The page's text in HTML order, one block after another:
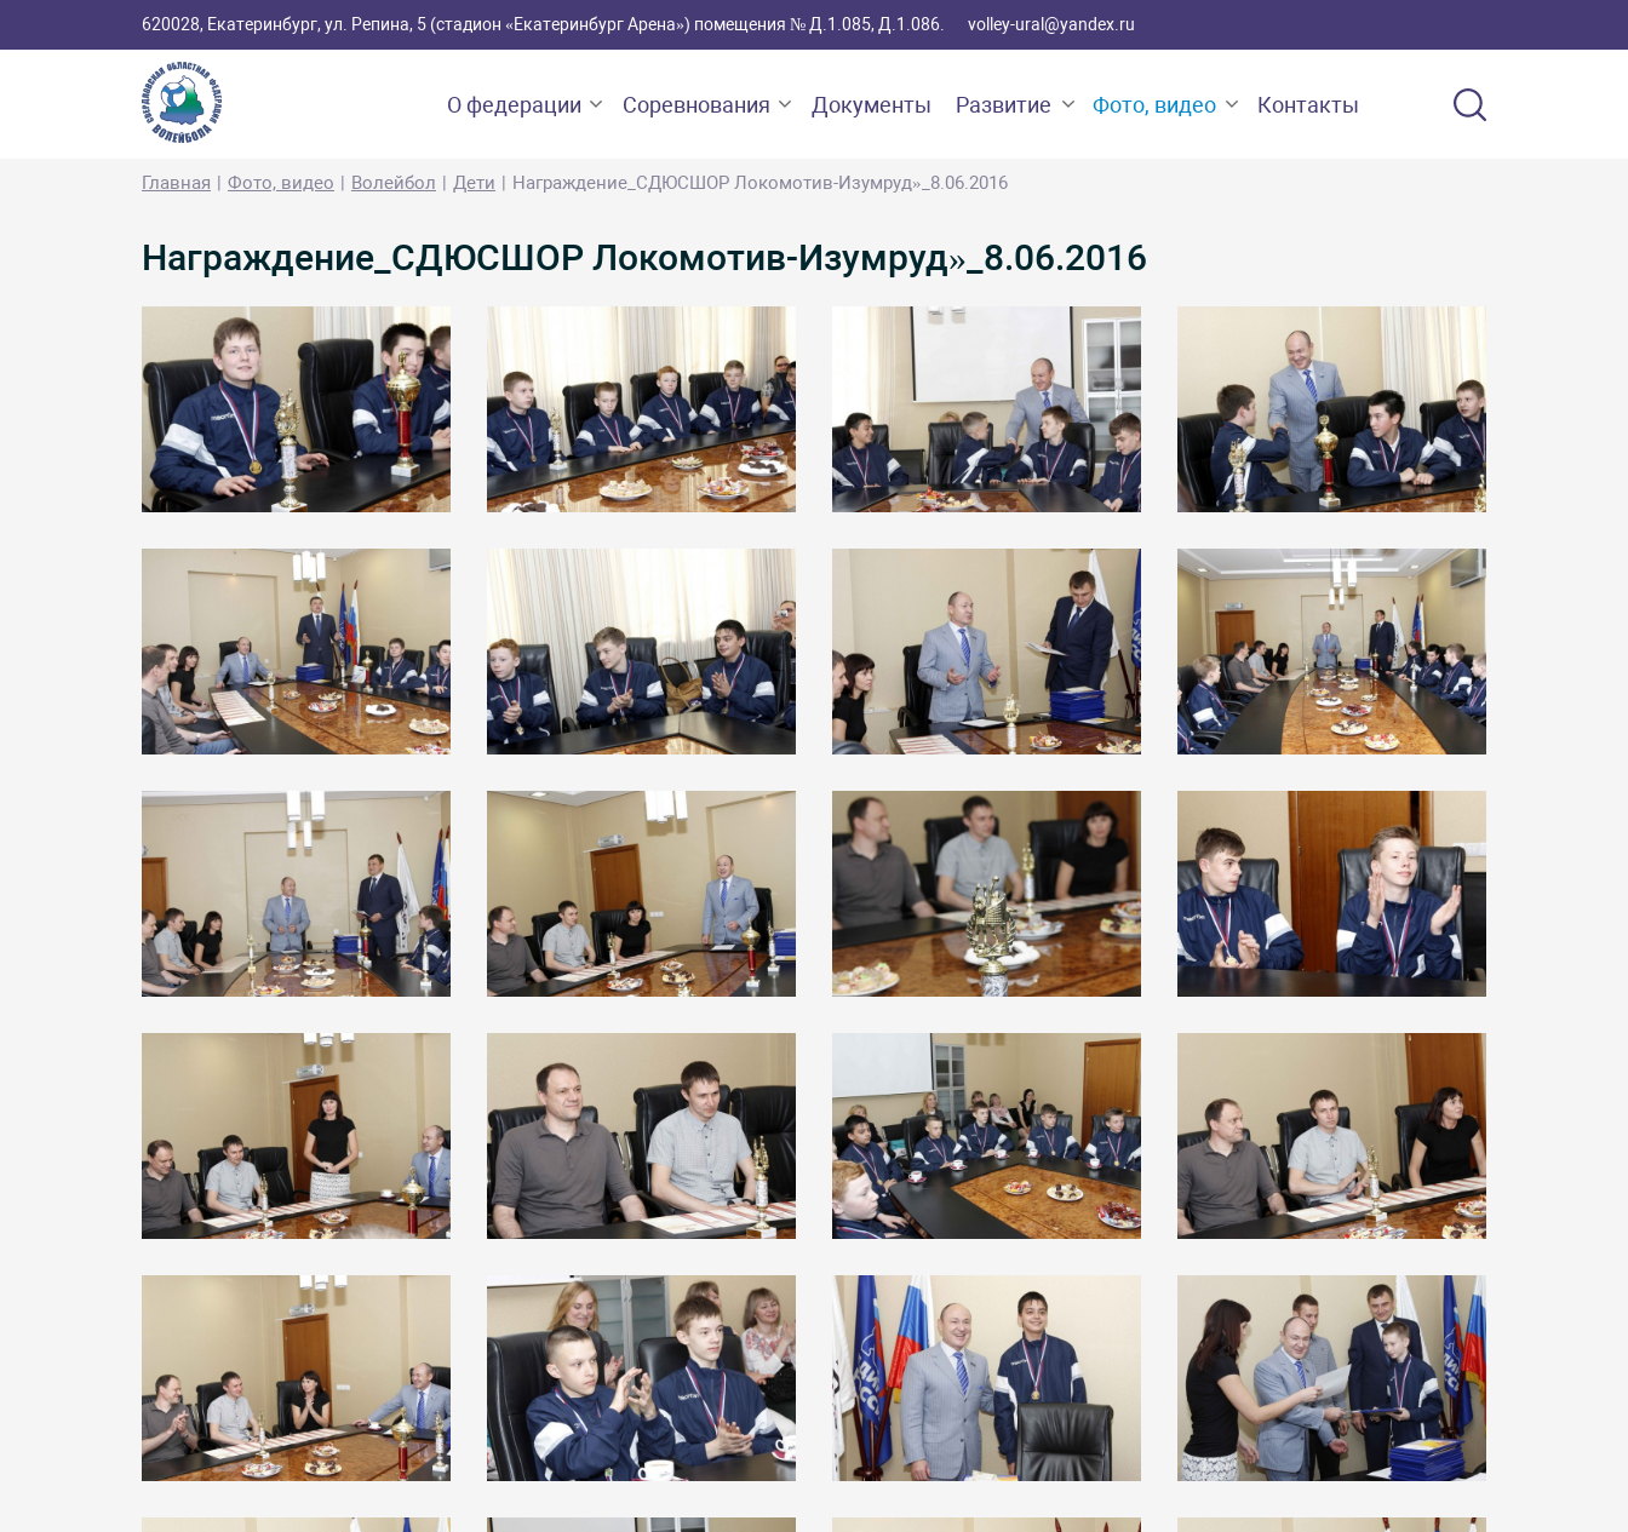
620028, Екатеринбург, ул. Репина, 5 (стадион «Екатеринбург Арена») помещения № Д.1.085, Д.1.086. volley-ural@yandex.ru
О федерации Соревнования Документы Развитие Фото, видео Контакты
Главная Фото, видео Волейбол Дети Награждение_СДЮСШОР Локомотив-Изумруд»_8.06.2016
Награждение_СДЮСШОР Локомотив-Изумруд»_8.06.2016